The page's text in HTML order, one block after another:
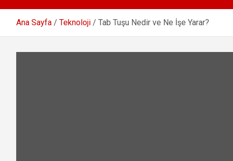
Ana Sayfa Teknoloji Tab Tuşu Nedir ve Ne İşe Yarar?